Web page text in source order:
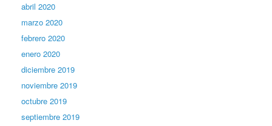
abril 2020
marzo 2020
febrero 2020
enero 2020
diciembre 2019
noviembre 2019
octubre 2019
septiembre 2019